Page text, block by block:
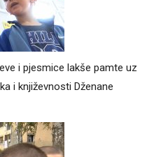
i pjesmice lakše pamte uz
i književnosti Dženane